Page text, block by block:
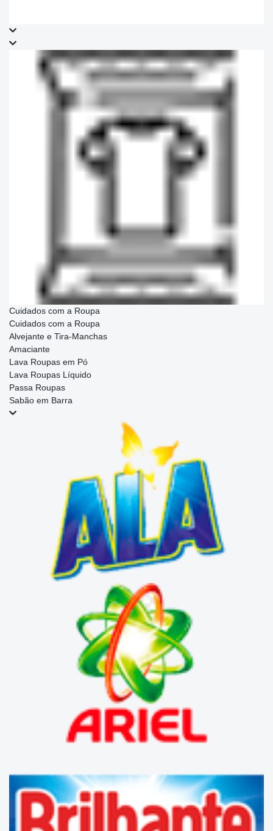
Cuidados com a Roupa
Cuidados com a Roupa
Alvejante e Tira-Manchas
Amaciante
Lava Roupas em Pó
Lava Roupas Líquido
Passa Roupas
Sabão em Barra